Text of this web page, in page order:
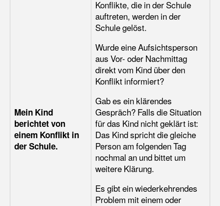
Mein Kind
berichtet von
einem Konflikt in
der Schule.
Konflikte, die in der Schule
auftreten, werden in der
Schule gelöst.
Wurde eine Aufsichtsperson
aus Vor- oder Nachmittag
direkt vom Kind über den
Konflikt informiert?
Gab es ein klärendes
Gespräch? Falls die Situation
für das Kind nicht geklärt ist:
Das Kind spricht die gleiche
Person am folgenden Tag
nochmal an und bittet um
weitere Klärung.
Es gibt ein wiederkehrendes
Problem mit einem oder